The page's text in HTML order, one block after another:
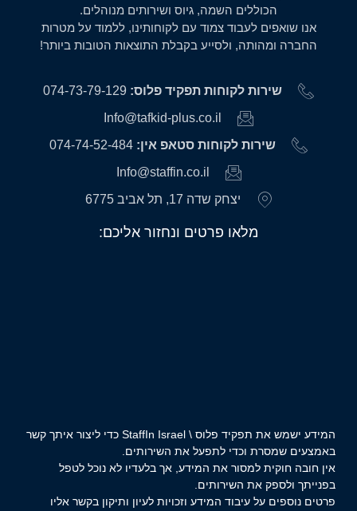
הכוללים השמה, גיוס ושירותים מנוהלים.
אנו שואפים לעבוד צמוד עם לקוחותינו, ללמוד על מטרות
החברה ומהותה, ולסייע בקבלת התוצאות הטובות ביותר!
שירות לקוחות תפקיד פלוס:
Info@tafkid-plus.co.il
שירות לקוחות סטאפ אין:
Info@staffin.co.il
יצחק שדה 17, תל אביב 6775
מלאו פרטים ונחזור אליכם:
המידע ישמש את תפקיד פלוס \ StaffIn Israel כדי ליצור איתך קשר
באמצעים שמסרת וכדי לתפעל את השירותים.
אין חובה חוקית למסור את המידע, אך בלעדיו לא נוכל לטפל
בפנייתך ולספק את השירותים.
פרטים נוספים על עיבוד המידע וזכויות לעיון ותיקון בקשר אליו